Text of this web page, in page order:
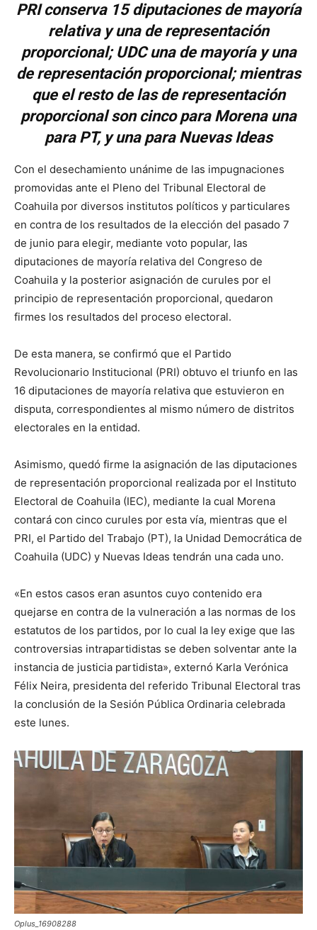
PRI conserva 15 diputaciones de mayoría
relativa y una de representación
proporcional; UDC una de mayoría y una
de representación proporcional; mientras
que el resto de las de representación
proporcional son cinco para Morena una
para PT, y una para Nuevas Ideas
Con el desechamiento unánime de las impugnaciones
promovidas ante el Pleno del Tribunal Electoral de
Coahuila por diversos institutos políticos y particulares
en contra de los resultados de la elección del pasado 7
de junio para elegir, mediante voto popular, las
diputaciones de mayoría relativa del Congreso de
Coahuila y la posterior asignación de curules por el
principio de representación proporcional, quedaron
firmes los resultados del proceso electoral.
De esta manera, se confirmó que el Partido
Revolucionario Institucional (PRI) obtuvo el triunfo en las
16 diputaciones de mayoría relativa que estuvieron en
disputa, correspondientes al mismo número de distritos
electorales en la entidad.
Asimismo, quedó firme la asignación de las diputaciones
de representación proporcional realizada por el Instituto
Electoral de Coahuila (IEC), mediante la cual Morena
contará con cinco curules por esta vía, mientras que el
PRI, el Partido del Trabajo (PT), la Unidad Democrática de
Coahuila (UDC) y Nuevas Ideas tendrán una cada uno.
«En estos casos eran asuntos cuyo contenido era
quejarse en contra de la vulneración a las normas de los
estatutos de los partidos, por lo cual la ley exige que las
controversias intrapartidistas se deben solventar ante la
instancia de justicia partidista», externó Karla Verónica
Félix Neira, presidenta del referido Tribunal Electoral tras
la conclusión de la Sesión Pública Ordinaria celebrada
este lunes.
Oplus_16908288